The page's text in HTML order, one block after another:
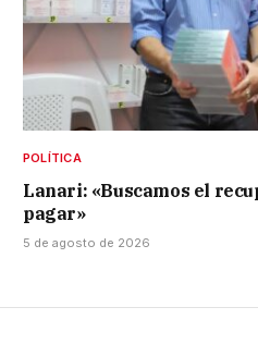
POLÍTICA
Lanari: «Buscamos el
pagar»
5 de agosto de 2026